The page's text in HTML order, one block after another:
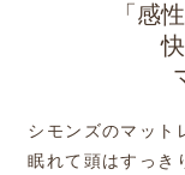
「感
シモンズのマット
眠れて頭はすっき